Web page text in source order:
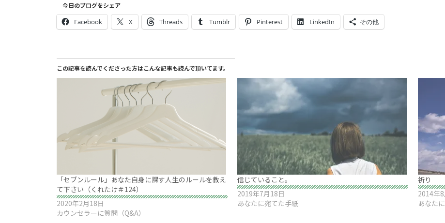
今日のブログをシェア
Facebook X Threads Tumblr Pinterest LinkedIn その他
この記事を読んでくださった方はこんな記事も読んで頂いてます。
「セブンルール」あなた自身に課す人生のルールを教え
て下さい（くれたけ＃124）
2020年2月18日
カウンセラーに質問（Q&A）
信じていること。
2019年7月18日
あなたに宛てた手紙
祈り
2014年
あなた